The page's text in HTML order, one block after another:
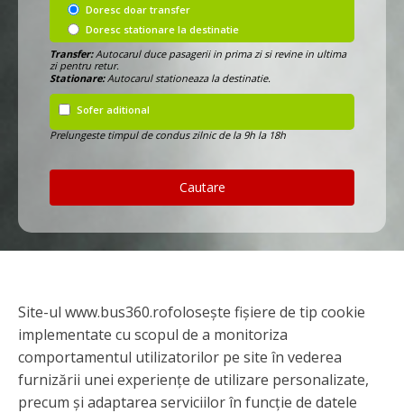
Doresc doar transfer
Doresc stationare la destinatie
Transfer:Autocarul duce pasagerii in prima zi si revine in ultima
zi pentru retur.
Stationare:Autocarul stationeaza la destinatie.
Sofer aditional
Prelungeste timpul de condus zilnic de la 9h la 18h
Cautare
Site-ul www.bus360.rofolosește fișiere de tip cookie
implementate cu scopul de a monitoriza
comportamentul utilizatorilor pe site în vederea
furnizării unei experiențe de utilizare personalizate,
precum și adaptarea serviciilor în funcție de datele